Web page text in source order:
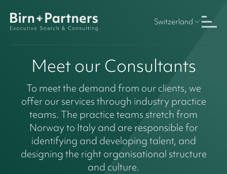
Switzerland
Meet our Consultants
To meet the demand from our clients, we
offer our services through industry practice
teams. The practice teams stretch from
Norway to Italy and are responsible for
identifying and developing talent, and
designing the right organisational structure
and culture.